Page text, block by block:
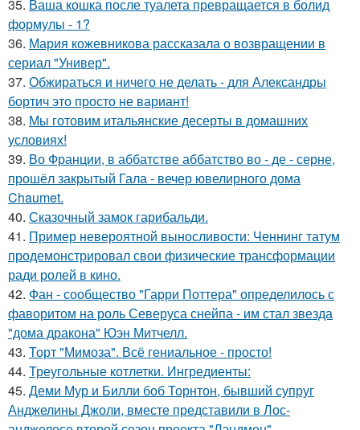
35. Ваша кошка после туалета превращается в болид
формулы - 1?
36. Мария кожевникова рассказала о возвращении в
сериал "Универ".
37. Обжираться и ничего не делать - для Александры
бортич это просто не вариант!
38. Мы готовим итальянские десерты в домашних
условиях!
39. Во Франции, в аббатстве аббатство во - де - серне,
прошёл закрытый Гала - вечер ювелирного дома
Chaumet.
40. Сказочный замок гарибальди.
41. Пример невероятной выносливости: Ченнинг татум
продемонстрировал свои физические трансформации
ради ролей в кино.
42. Фан - сообщество "Гарри Поттера" определилось с
фаворитом на роль Северуса снейпа - им стал звезда
"дома дракона" Юэн Митчелл.
43. Торт "Мимоза". Всё гениальное - просто!
44. Треугольные котлетки. Ингредиенты:
45. Деми Мур и Билли боб Торнтон, бывший супруг
Анджелины Джоли, вместе представили в Лос-